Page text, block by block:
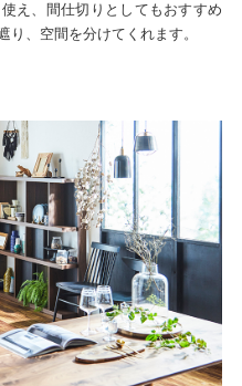
え、間仕切りとしてもおすすめ
、空間を分けてくれます。